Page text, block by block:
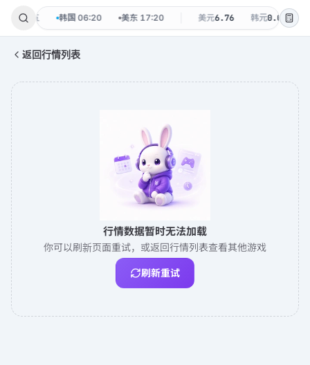
07 周五 韩国 06:20 美东 17:20 美元6.76 韩元0.0047
返回行情列表
行情数据暂时无法加载
你可以刷新页面重试，或返回行情列表查看其他游戏
刷新重试